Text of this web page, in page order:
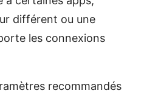
différent ou une
les connexions
recommandés